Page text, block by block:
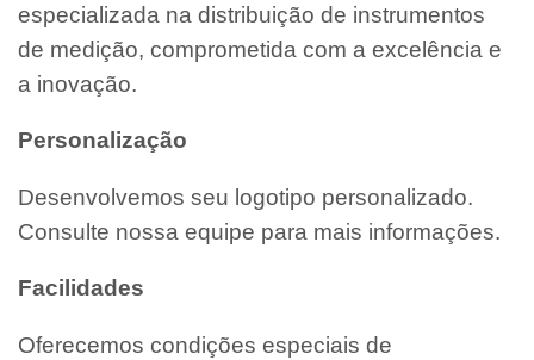
especializada na distribuição de instrumentos
de medição, comprometida com a excelência e
a inovação.
Personalização
Desenvolvemos seu logotipo personalizado.
Consulte nossa equipe para mais informações.
Facilidades
Oferecemos condições especiais de